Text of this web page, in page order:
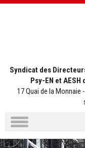
Syndicat des
Psy-EN et
17 Quai de la Monnaie
Aller
au
contenu